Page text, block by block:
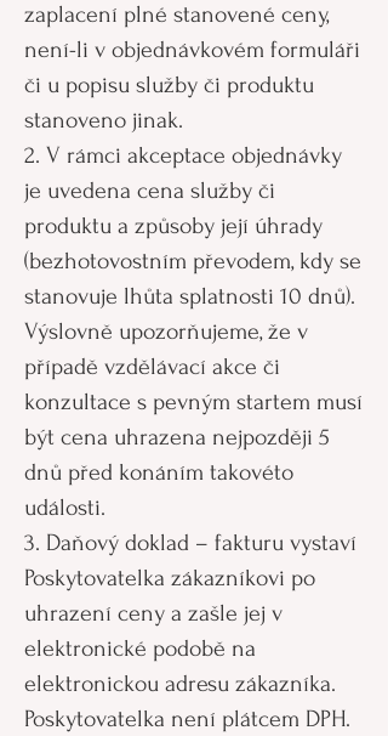
zaplacení plné stanovené ceny,
není-li v objednávkovém formuláři
či u popisu služby či produktu
stanoveno jinak.
2. V rámci akceptace objednávky
je uvedena cena služby či
produktu a způsoby její úhrady
(bezhotovostním převodem, kdy se
stanovuje lhůta splatnosti 10 dnů).
Výslovně upozorňujeme, že v
případě vzdělávací akce či
konzultace s pevným startem musí
být cena uhrazena nejpozději 5
dnů před konáním takovéto
události.
3. Daňový doklad – fakturu vystaví
Poskytovatelka zákazníkovi po
uhrazení ceny a zašle jej v
elektronické podobě na
elektronickou adresu zákazníka.
Poskytovatelka není plátcem DPH.